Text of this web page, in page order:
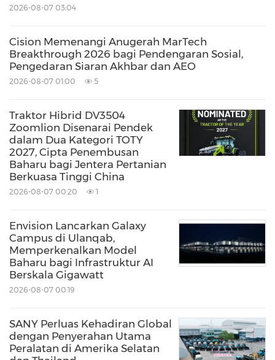
2026-08-07 03:04
Cision Memenangi Anugerah MarTech
Breakthrough 2026 bagi Pendengaran Sosial,
Pengedaran Siaran Akhbar dan AEO
2026-08-07 01:00 5
Traktor Hibrid DV3504
Zoomlion Disenarai Pendek
dalam Dua Kategori TOTY
2027, Cipta Penembusan
Baharu bagi Jentera Pertanian
Berkuasa Tinggi China
2026-08-07 00:20 1
Envision Lancarkan Galaxy
Campus di Ulanqab,
Memperkenalkan Model
Baharu bagi Infrastruktur AI
Berskala Gigawatt
2026-08-07 00:19
SANY Perluas Kehadiran Global
dengan Penyerahan Utama
Peralatan di Amerika Selatan